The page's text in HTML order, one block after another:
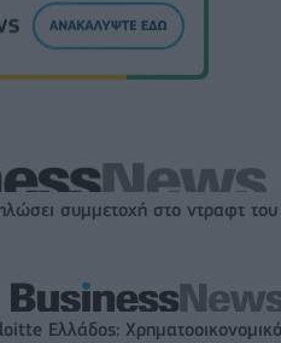
συμμετοχή στο ντραφτ του
Ελλάδος: